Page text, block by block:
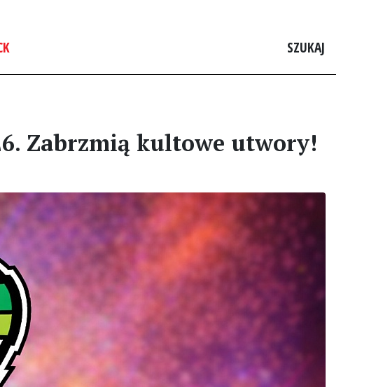
SZUKAJ
Zabrzmią kultowe utwory!